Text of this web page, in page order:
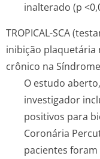
inalterado (p
TROPICAL-SCA
inibição
crônico na
O estudo
investigador
positivos para
Coronária
pacientes